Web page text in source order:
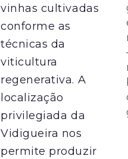
vinhas cultivadas
conforme as
técnicas da
viticultura
regenerativa. A
localização
privilegiada da
Vidigueira nos
permite produzir